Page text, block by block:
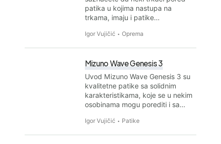
patika u kojima nastupa na
trkama, imaju i patike…
Igor Vujičić Oprema
Mizuno Wave Genesis 3
Uvod Mizuno Wave Genesis 3 su
kvalitetne patike sa solidnim
karakteristikama, koje se u nekim
osobinama mogu porediti i sa…
Igor Vujičić Patike